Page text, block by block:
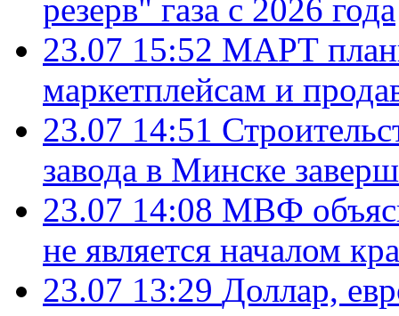
резерв" газа с 2026 года
23.07 15:52 МАРТ
маркетплейсам и
23.07 14:51
завода в Минске
23.07 14:08 МВФ
не является началом
23.07 13:29 Доллар,